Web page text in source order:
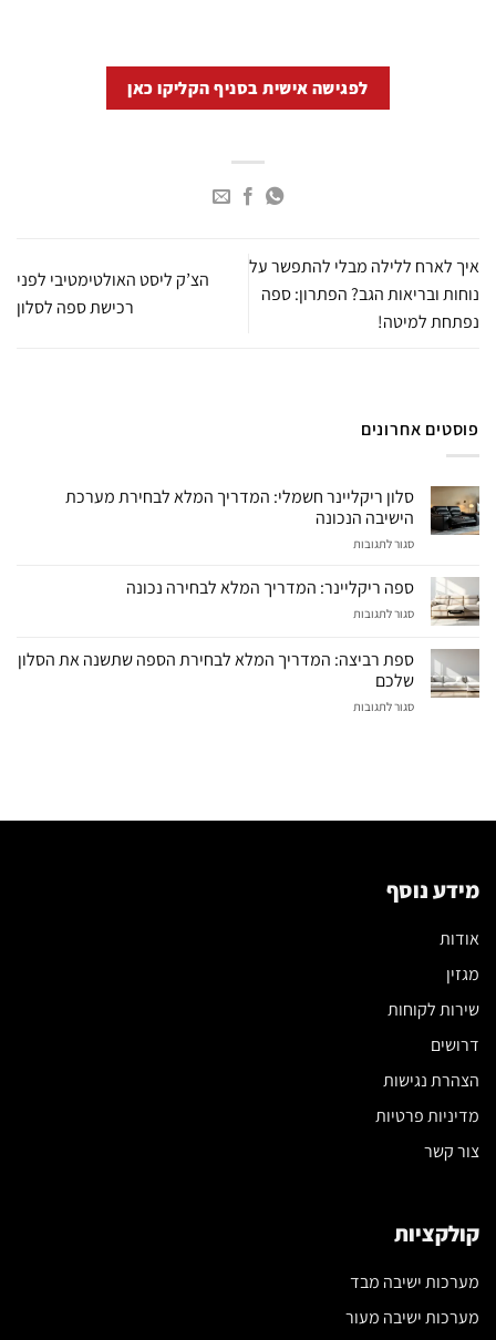
לפגישה אישית בסניף הקליקו כאן
איך לארח ללילה מבלי להתפשר על
נוחות ובריאות הגב? הפתרון: ספה
נפתחת למיטה!
הצ’ק ליסט האולטימטיבי לפני
רכישת ספה לסלון
פוסטים אחרונים
סלון ריקליינר חשמלי: המדריך המלא לבחירת מערכת
הישיבה הנכונה
סגור לתגובות
ריקליינר
המדריך
לבחירת
הנכונה
ספה ריקליינר: המדריך המלא לבחירה נכונה
סגור לתגובות
המדריך
לבחירה
ספת רביצה: המדריך המלא לבחירת הספה שתשנה את הסלון
שלכם
סגור לתגובות
הספה
מידע נוסף
אודות
מגזין
שירות לקוחות
דרושים
הצהרת נגישות
מדיניות פרטיות
צור קשר
קולקציות
מערכות ישיבה מבד
מערכות ישיבה מעור